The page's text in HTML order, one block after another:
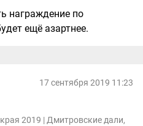
награждение по
ещё азартнее.
17 сентября 2019 11:23
2019 | Дмитровские дали,